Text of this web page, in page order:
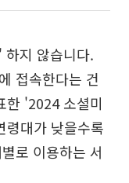
하지 않습니다.
접속한다는 건
한 '2024 소셜미
령대가 낮을수록
로 이용하는 서